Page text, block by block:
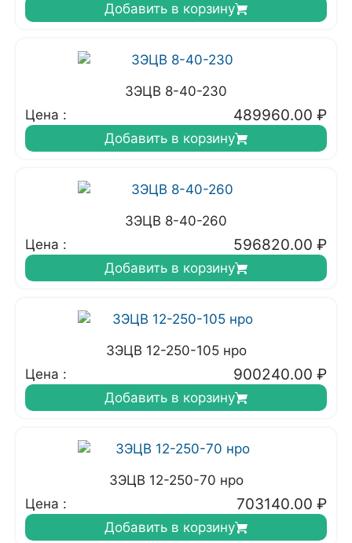
Добавить в корзину
3ЭЦВ 8-40-230
Цена :
489960.00 ₽
Добавить в корзину
3ЭЦВ 8-40-260
Цена :
596820.00 ₽
Добавить в корзину
3ЭЦВ 12-250-105 нро
Цена :
900240.00 ₽
Добавить в корзину
3ЭЦВ 12-250-70 нро
Цена :
703140.00 ₽
Добавить в корзину